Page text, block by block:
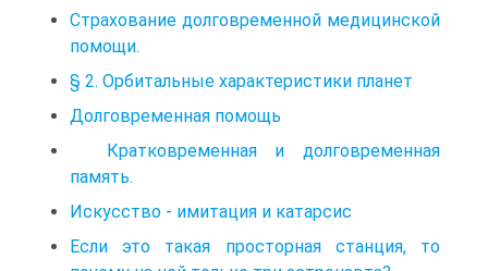
Страхование долговременной медицинской
помощи.
§ 2. Орбитальные характеристики планет
Долговременная помощь
Кратковременная и долговременная
память.
Искусство - имитация и катарсис
Если это такая просторная станция, то